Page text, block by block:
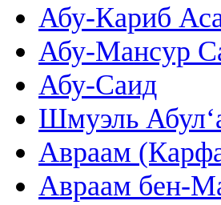
Абу-Кариб
Абу-Мансур
Абу-Саид
Шмуэль
Авраам
Авраам бен-